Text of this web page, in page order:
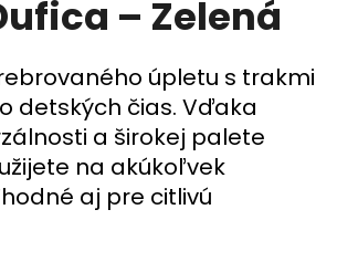
– Zelená
úpletu s trakmi
detských čias. Vďaka
a širokej palete
na akúkoľvek
aj pre citlivú